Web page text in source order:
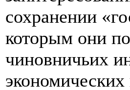
сохранении
которым они
чиновничьих